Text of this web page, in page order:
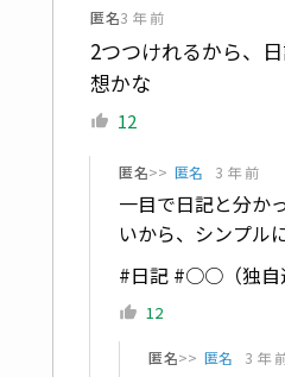
匿名3 年 前
2つつけれるから、
想かな
12
匿名>>匿名 3 年 前
一目で日記と分か
いから、シンプル
#日記 #○○（独自
12
匿名>>匿名 3 年